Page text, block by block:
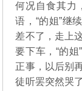
何况自食其力
语，“的姐”继
差不了，走上
要下车，“的
正事，以后别
徒听罢突然哭